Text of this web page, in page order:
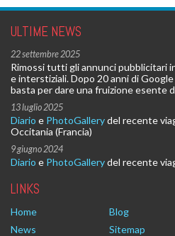
ULTIME NEWS
22 settembre 2025
Rimossi tutti gli annunci pubblicitari
e interstiziali. Dopo 20 anni di
basta per dare una fruizione esente
13 luglio 2025
Diario e PhotoGallerydel recente
Occitania (Francia)
9 giugno 2024
Diario e PhotoGallerydel recente
LINKS
Home Blog
News
Sitemap